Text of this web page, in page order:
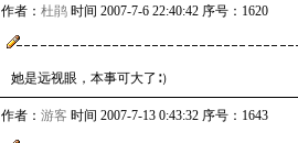
作者： 杜鹃 时间 2007-7-6 22:40:42 序号：1620
她是远视眼，本事可大了∶）
作者： 游客 时间 2007-7-13 0:43:32 序号：1643